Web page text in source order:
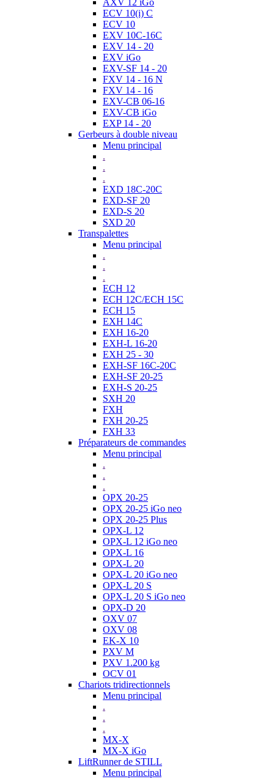
ECV 10(i) C
ECV 10
EXV 10C-16C
EXV 14 - 20
EXV iGo
EXV-SF 14 - 20
FXV 14 - 16 N
FXV 14 - 16
EXV-CB 06-16
EXV-CB iGo
EXP 14 - 20
Gerbeurs à double niveau
Menu principal
.
.
.
EXD 18C-20C
EXD-SF 20
EXD-S 20
SXD 20
Transpalettes
Menu principal
.
.
.
ECH 12
ECH 12C/ECH 15C
ECH 15
EXH 14C
EXH 16-20
EXH-L 16-20
EXH 25 - 30
EXH-SF 16C-20C
EXH-SF 20-25
EXH-S 20-25
SXH 20
FXH
FXH 20-25
FXH 33
Préparateurs de commandes
Menu principal
.
.
.
OPX 20-25
OPX 20-25 iGo neo
OPX 20-25 Plus
OPX-L 12
OPX-L 12 iGo neo
OPX-L 16
OPX-L 20
OPX-L 20 iGo neo
OPX-L 20 S
OPX-L 20 S iGo neo
OPX-D 20
OXV 07
OXV 08
EK-X 10
PXV M
PXV 1.200 kg
OCV 01
Chariots tridirectionnels
Menu principal
.
.
.
MX-X
MX-X iGo
LiftRunner de STILL
Menu principal